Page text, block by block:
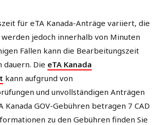
für eTA Kanada-Anträge variiert, die
jedoch innerhalb von Minuten
Fällen kann die Bearbeitungszeit
dauern. Die eTA Kanada
kann aufgrund von
und unvollständigen Anträgen
Kanada GOV-Gebühren betragen 7 CAD
zu den Gebühren finden Sie